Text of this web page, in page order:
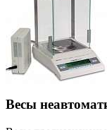
Весы